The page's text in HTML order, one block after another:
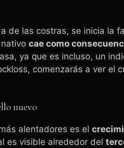
de las costras, se inicia la
cae como
ya que es incluso, un
comenzarás a ver el
nuevo
alentadores es el
es visible alrededor del